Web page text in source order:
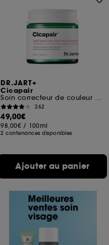
DR.JART+
Cicapair
Soin correcteur de couleur visage à l'herbe du tigre
262
49,00€
98,00€ / 100ml
2 contenances disponibles
Ajouter au panier